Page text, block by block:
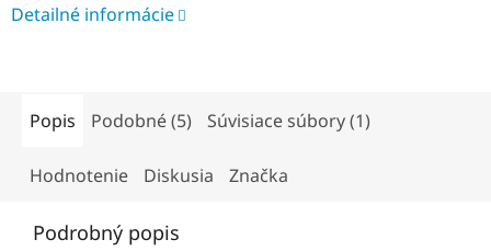
Detailné informácie
Popis Podobné (5) Súvisiace súbory (1)
Hodnotenie Diskusia Značka
Podrobný popis